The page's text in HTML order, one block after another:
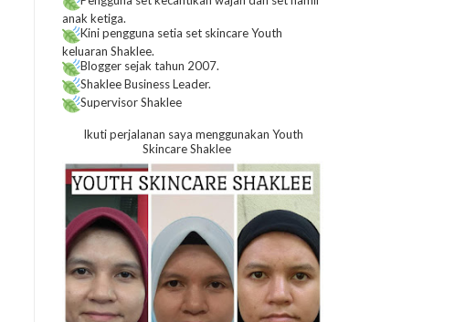
anak ketiga.
Kini pengguna setia set skincare Youth
keluaran Shaklee.
Blogger sejak tahun 2007.
Shaklee Business Leader.
Supervisor Shaklee
Ikuti perjalanan saya menggunakan Youth
Skincare Shaklee